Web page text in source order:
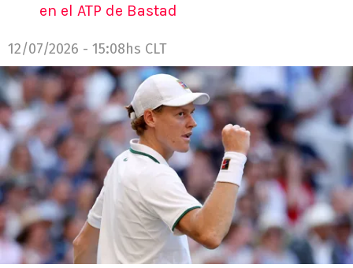
en el ATP de Bastad
12/07/2026 - 15:08hs CLT